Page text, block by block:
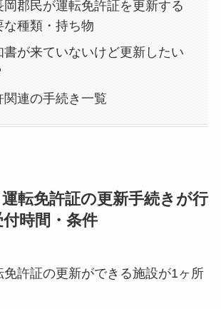
岡郡民が運転免許証を更新する
な種類・持ち物
書が来ていないけど更新したい
関連の手続き一覧
運転免許証の更新手続きが行
時間・条件
免許証の更新ができる施設が1ヶ所